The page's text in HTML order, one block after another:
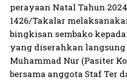
perayaan Natal Tahun
1426/Takalar
bingkisan sembako
yang diserahkan
Muhammad Nur (Pasiter
bersama anggota Staf Ter